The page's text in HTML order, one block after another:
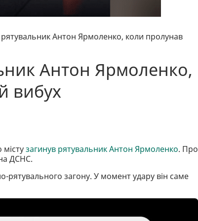
рятувальник Антон Ярмоленко, коли пролунав
Антон Ярмоленко,
вибух
містузагинув рятувальник Антон Ярмоленко. Про
ДСНС.
загону. У момент удару він саме